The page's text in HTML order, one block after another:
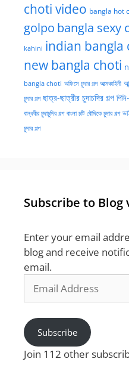
choti video bangla hot
golpo bangla sexy
kahini indian bangla
new bangla choti
bangla choti অফিসে চুদার গল্প আত্মকাহিনী
চুদার গল্প ছাত্র-ছাত্রীর চুদাচদির গল্প
বান্ধবীর চুদাচুদির গল্প বাংলা চটি বৌদিকে চুদার গল্প
চুদার গল্প
Subscribe to Blog
Enter your email
blog and receive
email.
Address
Subscribe
Join 112 other